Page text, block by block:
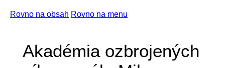
Rovno na obsah Rovno na menu
Akadémia ozbrojených